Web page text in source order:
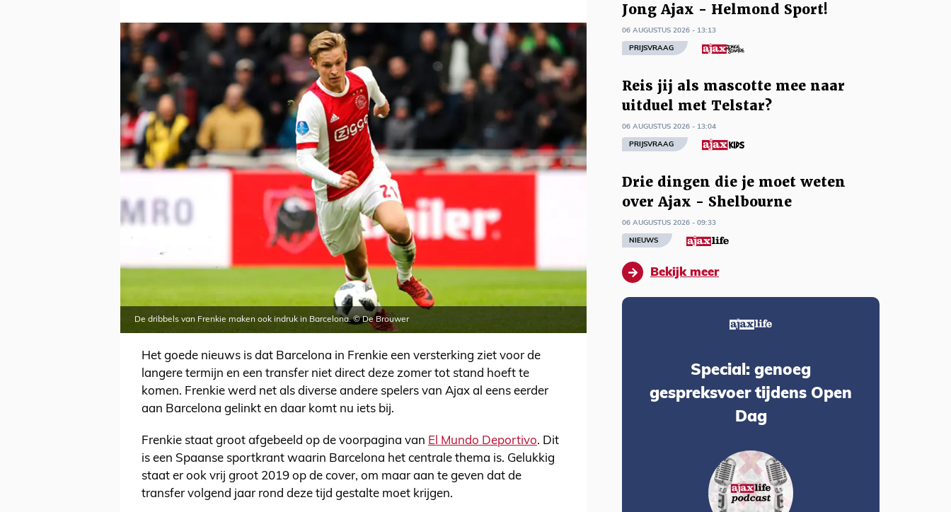
De dribbels van Frenkie maken ook indruk in Barcelona. © De Brouwer
Het goede nieuws is dat Barcelona in Frenkie een versterking ziet voor de
langere termijn en een transfer niet direct deze zomer tot stand hoeft te
komen. Frenkie werd net als diverse andere spelers van Ajax al eens eerder
aan Barcelona gelinkt en daar komt nu iets bij.
Frenkie staat groot afgebeeld op de voorpagina van El Mundo Deportivo. Dit
is een Spaanse sportkrant waarin Barcelona het centrale thema is. Gelukkig
staat er ook vrij groot 2019 op de cover, om maar aan te geven dat de
transfer volgend jaar rond deze tijd gestalte moet krijgen.
Jong Ajax - Helmond Sport!
06 AUGUSTUS 2026 - 13:13
PRIJSVRAAG
Reis jij als mascotte mee naar
uitduel met Telstar?
06 AUGUSTUS 2026 - 13:04
PRIJSVRAAG
Drie dingen die je moet weten
over Ajax - Shelbourne
06 AUGUSTUS 2026 - 09:33
NIEUWS
Bekijk meer
Special: genoeg
gespreksvoer tijdens Open
Dag